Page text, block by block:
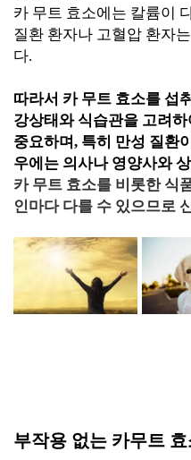
카 무트 효소에는 칼륨이
질환 환자나 고혈압 환자
다.
따라서 카 무트 효소를 섭
강상태와 식습관을 고려
중요하며, 특히 만성 질환
우에는 의사나 영양사와
카 무트 효소를 비롯한 식
인마다 다를 수 있으므로
부작용 없는 카무트 효